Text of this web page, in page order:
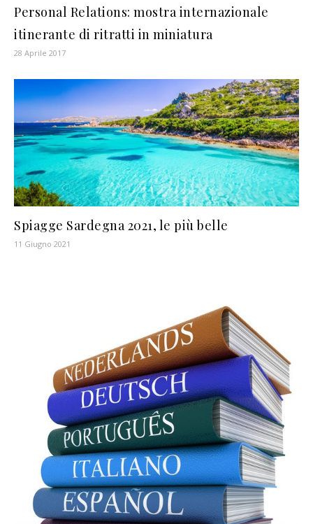
Personal Relations: mostra internazionale
itinerante di ritratti in miniatura
28 Aprile 2017
Spiagge Sardegna 2021, le più belle
11 Giugno 2021